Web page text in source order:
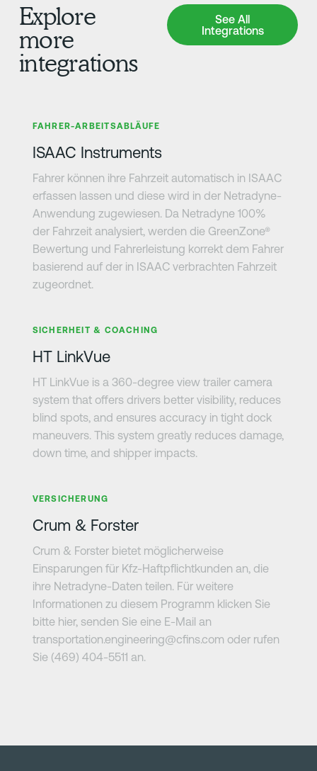
Explore
more
integrations
See All
Integrations
See All Integrations
FAHRER-ARBEITSABLÄUFE
ISAAC Instruments
Fahrer können ihre Fahrzeit automatisch in ISAAC
erfassen lassen und diese wird in der Netradyne-
Anwendung zugewiesen. Da Netradyne 100%
der Fahrzeit analysiert, werden die GreenZone®
Bewertung und Fahrerleistung korrekt dem Fahrer
basierend auf der in ISAAC verbrachten Fahrzeit
zugeordnet.
SICHERHEIT & COACHING
HT LinkVue
HT LinkVue is a 360-degree view trailer camera
system that offers drivers better visibility, reduces
blind spots, and ensures accuracy in tight dock
maneuvers. This system greatly reduces damage,
down time, and shipper impacts.
VERSICHERUNG
Crum & Forster
Crum & Forster bietet möglicherweise
Einsparungen für Kfz-Haftpflichtkunden an, die
ihre Netradyne-Daten teilen. Für weitere
Informationen zu diesem Programm klicken Sie
bitte hier, senden Sie eine E-Mail an
transportation.engineering@cfins.com oder rufen
Sie (469) 404-5511 an.